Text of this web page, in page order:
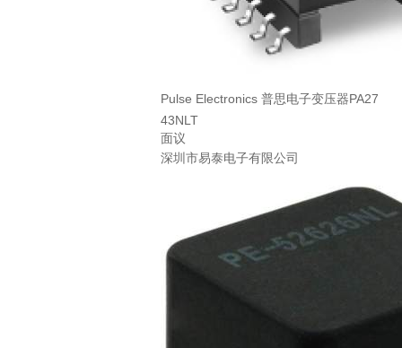
Pulse Electronics 普思电子变压器PA27
43NLT
面议
深圳市易泰电子有限公司